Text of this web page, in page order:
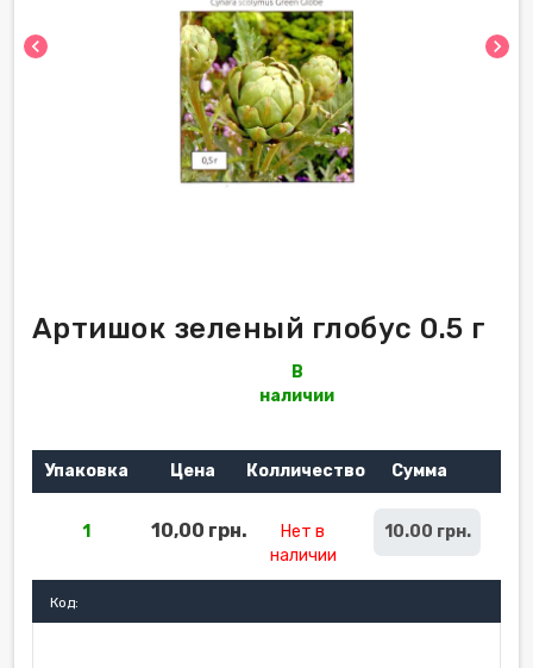
chevron_left chevron_right
Артишок зеленый глобус 0.5 г
В
наличии
Упаковка Цена Колличество Сумма
1 10,00 грн.
Нет в
наличии
10.00 грн.
Код: